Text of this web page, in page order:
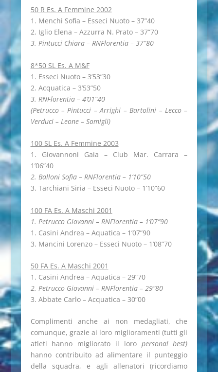
50 R Es. A Femmine 2002
1. Menchi Sofia – Esseci Nuoto – 37”40
2. Iglio Elena – Azzurra N. Prato – 37”70
3. Pintucci Chiara – RNFlorentia – 37”80
8*50 SL Es. A M&F
1. Esseci Nuoto – 3’53”30
2. Acquatica – 3’53”50
3. RNFlorentia – 4’01”40
(Petrucco – Pintucci – Arrighi – Bartolini – Lecco –
Verduci – Leone – Somigli)
100 SL Es. A Femmine 2003
1. Giovannoni Gaia – Club Mar. Carrara –
1’06”40
2. Balloni Sofia – RNFlorentia – 1’10”50
3. Tarchiani Siria – Esseci Nuoto – 1’10”60
100 FA Es. A Maschi 2001
1. Petrucco Giovanni – RNFlorentia – 1’07”90
1. Casini Andrea – Aquatica – 1’07”90
3. Mancini Lorenzo – Esseci Nuoto – 1’08”70
50 FA Es. A Maschi 2001
1. Casini Andrea – Aquatica – 29”70
2. Petrucco Giovanni – RNFlorentia – 29”80
3. Abbate Carlo – Acquatica – 30”00
Complimenti anche ai non medagliati, che
comunque, grazie ai loro miglioramenti (tutti gli
atleti hanno migliorato il loro personal best)
hanno contribuito ad alimentare il punteggio
della squadra, e agli allenatori (ricordiamo